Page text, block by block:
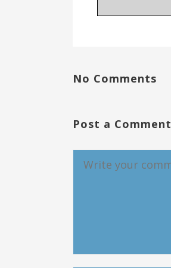
No Comments
Post a Comment